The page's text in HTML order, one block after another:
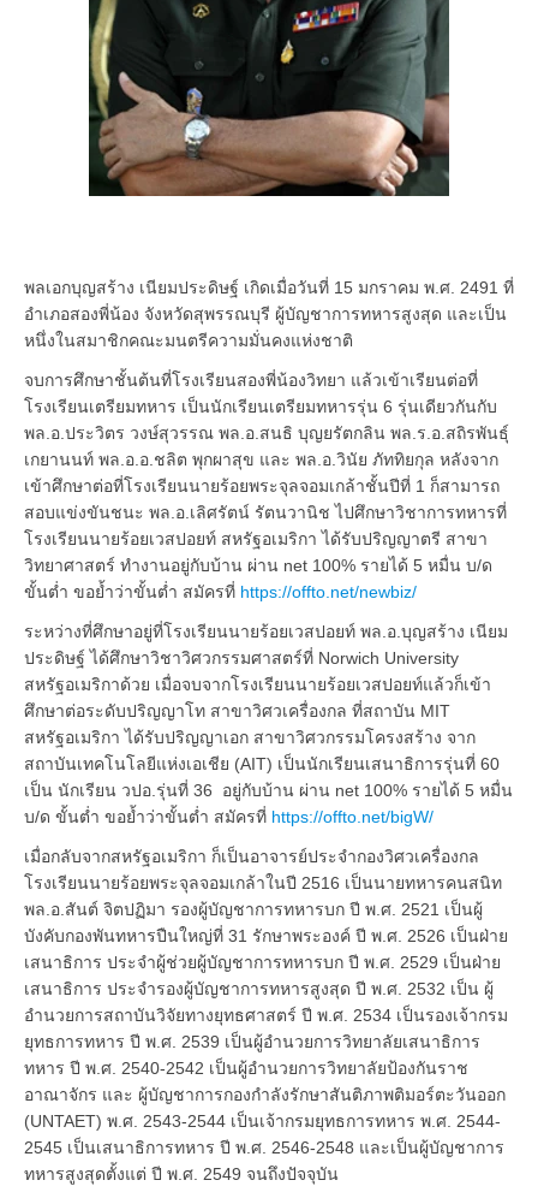
พลเอกบุญสร้าง เนียมประดิษฐ์ เกิดเมื่อวันที่ 15 มกราคม พ.ศ. 2491 ที่
อำเภอสองพี่น้อง จังหวัดสุพรรณบุรี ผู้บัญชาการทหารสูงสุด และเป็น
หนึ่งในสมาชิกคณะมนตรีความมั่นคงแห่งชาติ
จบการศึกษาชั้นต้นที่โรงเรียนสองพี่น้องวิทยา แล้วเข้าเรียนต่อที่
โรงเรียนเตรียมทหาร เป็นนักเรียนเตรียมทหารรุ่น 6 รุ่นเดียวกันกับ
พล.อ.ประวิตร วงษ์สุวรรณ พล.อ.สนธิ บุญยรัตกลิน พล.ร.อ.สถิรพันธุ์
เกยานนท์ พล.อ.อ.ชลิต พุกผาสุข และ พล.อ.วินัย ภัททิยกุล หลังจาก
เข้าศึกษาต่อที่โรงเรียนนายร้อยพระจุลจอมเกล้าชั้นปีที่ 1 ก็สามารถ
สอบแข่งขันชนะ พล.อ.เลิศรัตน์ รัตนวานิช ไปศึกษาวิชาการทหารที่
โรงเรียนนายร้อยเวสปอยท์ สหรัฐอเมริกา ได้รับปริญญาตรี สาขา
วิทยาศาสตร์ ทำงานอยู่กับบ้าน ผ่าน net 100% รายได้ 5 หมื่น บ/ด
ขั้นต่ำ ขอย้ำว่าขั้นต่ำ สมัครที่ https://offto.net/newbiz/
ระหว่างที่ศึกษาอยู่ที่โรงเรียนนายร้อยเวสปอยท์ พล.อ.บุญสร้าง เนียม
ประดิษฐ์ ได้ศึกษาวิชาวิศวกรรมศาสตร์ที่ Norwich University
สหรัฐอเมริกาด้วย เมื่อจบจากโรงเรียนนายร้อยเวสปอยท์แล้วก็เข้า
ศึกษาต่อระดับปริญญาโท สาขาวิศวเครื่องกล ที่สถาบัน MIT
สหรัฐอเมริกา ได้รับปริญญาเอก สาขาวิศวกรรมโครงสร้าง จาก
สถาบันเทคโนโลยีแห่งเอเชีย (AIT) เป็นนักเรียนเสนาธิการรุ่นที่ 60
เป็น นักเรียน วปอ.รุ่นที่ 36 อยู่กับบ้าน ผ่าน net 100% รายได้ 5 หมื่น
บ/ด ขั้นต่ำ ขอย้ำว่าขั้นต่ำ สมัครที่ https://offto.net/bigW/
เมื่อกลับจากสหรัฐอเมริกา ก็เป็นอาจารย์ประจำกองวิศวเครื่องกล
โรงเรียนนายร้อยพระจุลจอมเกล้าในปี 2516 เป็นนายทหารคนสนิท
พล.อ.สันต์ จิตปฏิมา รองผู้บัญชาการทหารบก ปี พ.ศ. 2521 เป็นผู้
บังคับกองพันทหารปืนใหญ่ที่ 31 รักษาพระองค์ ปี พ.ศ. 2526 เป็นฝ่าย
เสนาธิการ ประจำผู้ช่วยผู้บัญชาการทหารบก ปี พ.ศ. 2529 เป็นฝ่าย
เสนาธิการ ประจำรองผู้บัญชาการทหารสูงสุด ปี พ.ศ. 2532 เป็น ผู้
อำนวยการสถาบันวิจัยทางยุทธศาสตร์ ปี พ.ศ. 2534 เป็นรองเจ้ากรม
ยุทธการทหาร ปี พ.ศ. 2539 เป็นผู้อำนวยการวิทยาลัยเสนาธิการ
ทหาร ปี พ.ศ. 2540-2542 เป็นผู้อำนวยการวิทยาลัยป้องกันราช
อาณาจักร และ ผู้บัญชาการกองกำลังรักษาสันติภาพติมอร์ตะวันออก
(UNTAET) พ.ศ. 2543-2544 เป็นเจ้ากรมยุทธการทหาร พ.ศ. 2544-
2545 เป็นเสนาธิการทหาร ปี พ.ศ. 2546-2548 และเป็นผู้บัญชาการ
ทหารสูงสุดตั้งแต่ ปี พ.ศ. 2549 จนถึงปัจจุบัน